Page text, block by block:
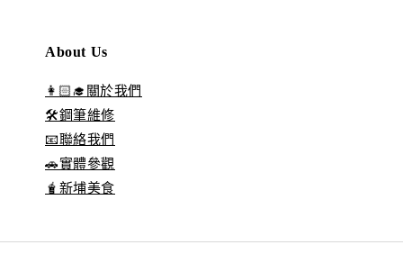
About Us
👩🏻‍🎓關於我們
🛠️鋼筆維修
📧聯絡我們
🚗實體參觀
🧋新埔美食